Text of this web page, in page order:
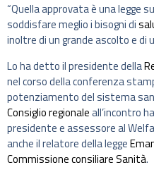
“Quella approvata è una legge
soddisfare meglio i bisogni di
inoltre di un grande ascolto e di
Lo ha detto il presidente della
nel corso della conferenza
potenziamento del sistema
Consiglio regionaleall’incontro
presidente e assessore al
anche il relatore della legge
Commissione consiliare Sanità.